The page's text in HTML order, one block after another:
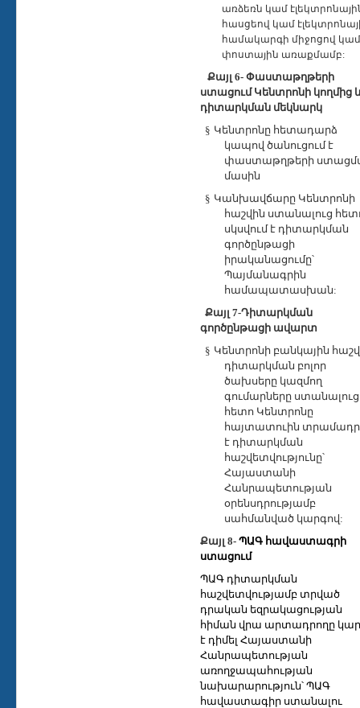
առձեռն կամ
հասցեով կամ
համակարգի միջոցով կամ
փոստային առաքմամբ:
Քայլ 6- Փաստաթղթերի
ստացում Կենտրոնի կողմից
դիտարկման մեկնարկ
§ Կենտրոնը հետադարձ
կապով ծանուցում է
փաստաթղթերի
մասին
§ Կանխավճարը Կենտրոնի
հաշվին ստանալուց
սկսվում է դիտարկման
գործընթացի
իրականացումը՝
Պայմանագրին
համապատասխան:
Քայլ 7-Դիտարկման
գործընթացի ավարտ
§ Կենտրոնի բանկային
դիտարկման բոլոր
ծախսերը կազմող
գումարները ստանալուց
հետո Կենտրոնը
հայտատուին
է դ իտարկման
հաշվետվությունը՝
Հայաստանի
Հանրապետության
օրենսդրությամբ
սահմանված կարգով:
Քայլ 8- ՊԱԳ հավաստագրի
ստացում
ՊԱԳ դիտարկման
հաշվետվությամբ տրված
դրական եզրակացության
հիման վրա արտադրողը
է դիմել Հայաստանի
Հանրապետության
առողջապահության
նախարարություն՝ ՊԱԳ
հավաստագիր ստանալու